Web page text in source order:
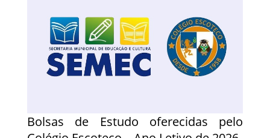
Bolsas de Estudo oferecidas pelo